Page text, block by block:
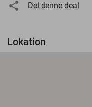
Del denne deal
Lokation